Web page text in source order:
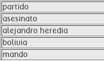
partido
asesinato
alejandro heredia
bolivia
mando